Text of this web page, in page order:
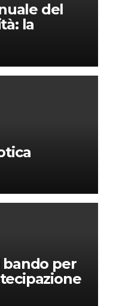
del
la
Giacomo
bando per